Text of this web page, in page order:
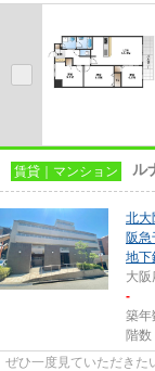
賃貸｜マンション ル
北大
阪急
地下
大阪
-
築年
階
ぜひ一度見ていただきた